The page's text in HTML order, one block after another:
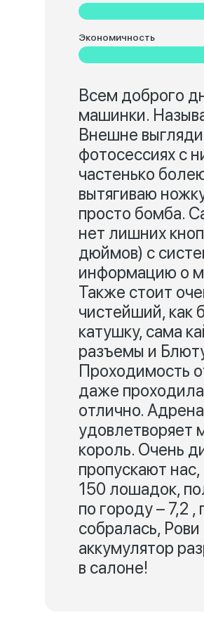
Экономичность
Всем доброго
машинки.
Внешне
фотосессиях с
частенько
вытягиваю
просто бомба.
нет лишних
дюймов) с
информацию о
Также стоит
чистейший, как
катушку, сама
разъемы и
Проходимость
даже
отлично.
удовлетворяет
король. Очень
пропускают
150 лошадок,
по городу – 7,2
собралась,
аккумулятор
в салоне!